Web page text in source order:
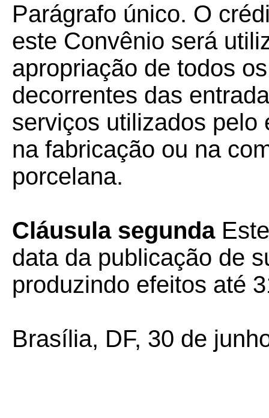
Parágrafo único. O
este Convênio será
apropriação de todos
decorrentes das
serviços utilizados pelo
na fabricação ou na
porcelana.
Cláusula segunda
data da publicação de
produzindo efeitos até
Brasília, DF, 30 de